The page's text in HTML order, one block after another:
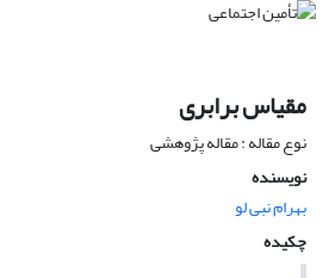
مقیاس برابری
نوع مقاله : مقاله پژوهشی
نویسنده
بهرام نبی لو
چکیده